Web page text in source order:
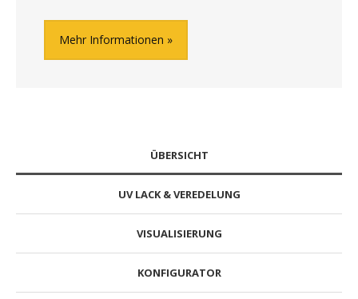
Mehr Informationen
ÜBERSICHT
UV LACK & VEREDELUNG
VISUALISIERUNG
KONFIGURATOR